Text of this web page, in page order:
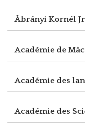
Ábrányi Kornél
Académie de
Académie des
Académie des